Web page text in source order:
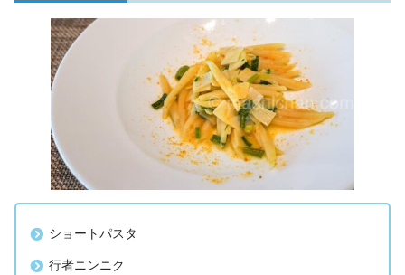
ショートパスタ
行者ニンニク